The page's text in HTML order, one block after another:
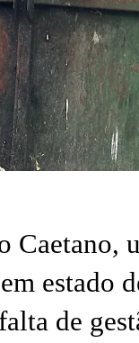
Caetano,
estado
de